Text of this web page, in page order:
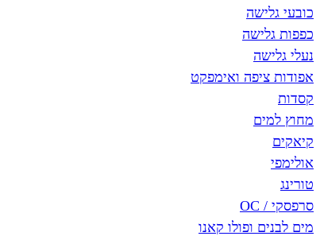
כובעי גלישה
כפפות גלישה
נעלי גלישה
אפודות ציפה ואימפקט
קסדות
מחוץ למים
קיאקים
אולימפי
טורינג
סרפסקי / OC
מים לבנים ופולו קאנו